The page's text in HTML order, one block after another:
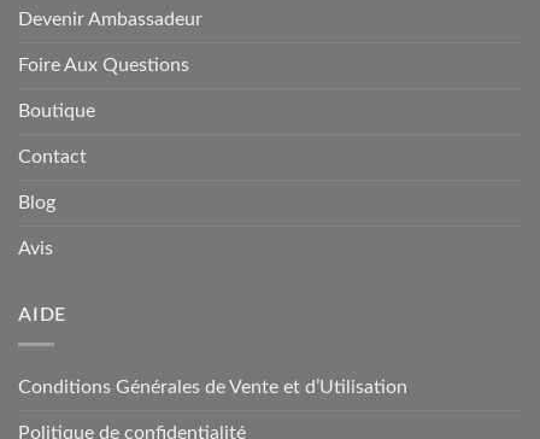
Devenir Ambassadeur
Foire Aux Questions
Boutique
Contact
Blog
Avis
AIDE
Conditions Générales de Vente et d’Utilisation
Politique de confidentialité